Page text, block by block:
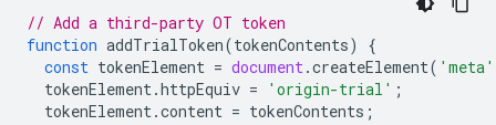
// Add a third-party OT token
function addTrialToken(tokenContents)
{
const tokenElement = document.createElement( 'meta'
tokenElement.httpEquiv = 'origin-trial' ;
tokenElement.content = tokenContents ;